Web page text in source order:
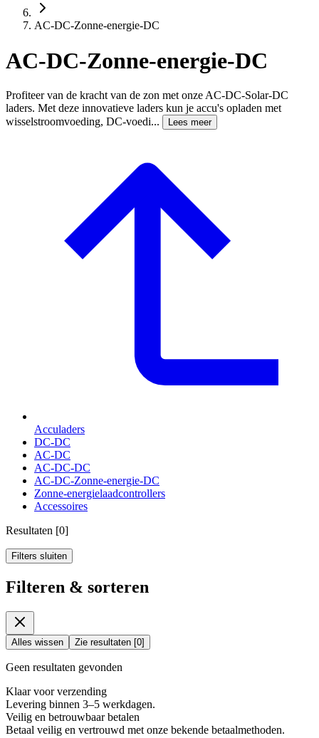
AC-DC-Zonne-energie-DC
AC-DC-Zonne-energie-DC
Profiteer van de kracht van de zon met onze AC-DC-Solar-DC
laders. Met deze innovatieve laders kun je accu's opladen met
wisselstroomvoeding, DC-voedi...
Lees meer
Acculaders
DC-DC
AC-DC
AC-DC-DC
AC-DC-Zonne-energie-DC
Zonne-energielaadcontrollers
Accessoires
Resultaten [0]
Filters sluiten
Filteren & sorteren
Alles wissen Zie resultaten [0]
Geen resultaten gevonden
Klaar voor verzending
Levering binnen 3–5 werkdagen.
Veilig en betrouwbaar betalen
Betaal veilig en vertrouwd met onze bekende betaalmethoden.